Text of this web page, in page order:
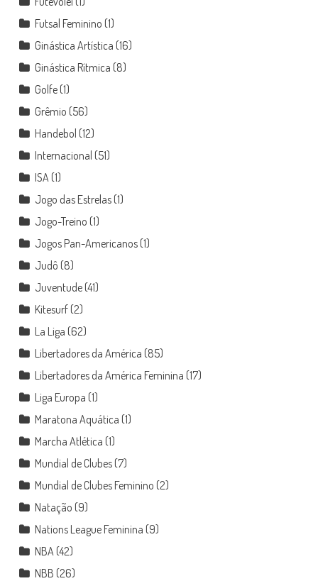
Futsal Feminino (1)
Ginástica Artística (16)
Ginástica Rítmica (8)
Golfe(1)
Grêmio (56)
Handebol (12)
Internacional (51)
ISA (1)
Jogo das Estrelas(1)
Jogo-Treino (1)
Jogos Pan-Americanos(1)
Judô (8)
Juventude(41)
Kitesurf(2)
La Liga (62)
Libertadores da América (85)
Libertadores da América Feminina (17)
Liga Europa (1)
Maratona Aquática (1)
Marcha Atlética (1)
Mundial de Clubes(7)
Mundial de Clubes Feminino (2)
Natação (9)
Nations League Feminina (9)
NBA (42)
NBB (26)